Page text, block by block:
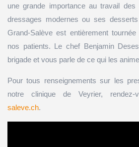
une grande importance au travail
dressages modernes ou ses
Grand-Salève est entièrement
nos patients. Le chef Benjamin
brigade et vous parle de ce qui les
Pour tous renseignements sur les
notre clinique de Veyrier,
saleve.ch.